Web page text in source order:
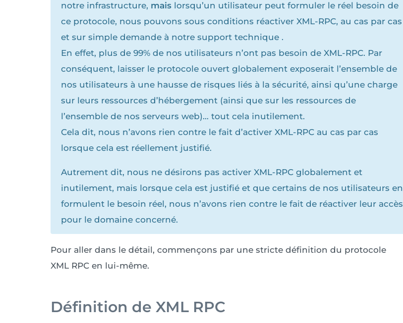
notre infrastructure, mais lorsqu’un utilisateur peut formuler le réel besoin de
ce protocole, nous pouvons sous conditions réactiver XML-RPC, au cas par cas
et sur simple demande à notre support technique .
En effet, plus de 99% de nos utilisateurs n’ont pas besoin de XML-RPC. Par
conséquent, laisser le protocole ouvert globalement exposerait l’ensemble de
nos utilisateurs à une hausse de risques liés à la sécurité, ainsi qu’une charge
sur leurs ressources d’hébergement (ainsi que sur les ressources de
l’ensemble de nos serveurs web)… tout cela inutilement.
Cela dit, nous n’avons rien contre le fait d’activer XML-RPC au cas par cas
lorsque cela est réellement justifié.
Autrement dit, nous ne désirons pas activer XML-RPC globalement et
inutilement, mais lorsque cela est justifié et que certains de nos utilisateurs en
formulent le besoin réel, nous n’avons rien contre le fait de réactiver leur accès
pour le domaine concerné.
Pour aller dans le détail, commençons par une stricte définition du protocole
XML RPC en lui-même.
Définition de XML RPC